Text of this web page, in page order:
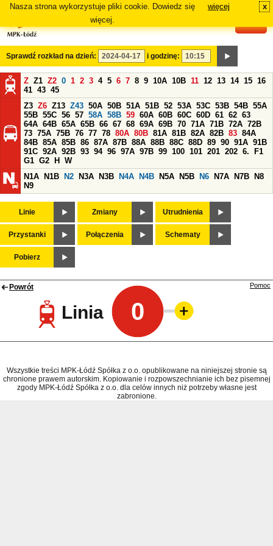
Nasza strona wykorzystuje pliki cookie. Dowiedz się
więcej.
więcej x
Sprawdź rozkład na dzień: i godzinę:
Z Z1 Z2 0 1 2 3 4 5 6 7 8 9 10A 10B 11 12 13 14 15 16
41 43 45
Z3 Z6 Z13 Z43 50A 50B 51A 51B 52 53A 53C 53B 54B 55A
55B 55C 56 57 58A 58B 59 60A 60B 60C 60D 61 62 63
64A 64B 65A 65B 66 67 68 69A 69B 70 71A 71B 72A 72B
73 75A 75B 76 77 78 80A 80B 81A 81B 82A 82B 83 84A
84B 85A 85B 86 87A 87B 88A 88B 88C 88D 89 90 91A 91B
91C 92A 92B 93 94 96 97A 97B 99 100 101 201 202 6.
F1
G1 G2 H
W
N1A
N1B N2 N3A N3B N4A N4B N5A N5B N6 N7A N7B
N8
N9
Linie Zmiany Utrudnienia
Przystanki Połączenia Schematy
Pobierz
Powrót
Linia 0
Pomoc
Wszystkie treści MPK-Łódź Spółka z o.o. opublikowane na niniejszej stronie są
chronione prawem autorskim. Kopiowanie i rozpowszechnianie ich bez pisemnej
zgody MPK-Łódź Spółka z o.o. dla celów innych niż potrzeby własne jest
zabronione.